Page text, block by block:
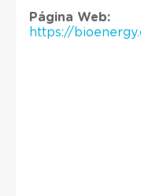
Página Web:
https://